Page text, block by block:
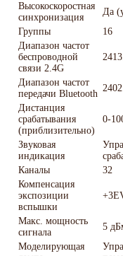
Высокоскоростная
синхронизация
Да
Группы
16
Диапазон частот
беспроводной
связи 2.4G
Диапазон частот
передачи Bluetooth
Дистанция
срабатывания
(приблизительно)
0-
Звуковая
индикация
Каналы
32
Компенсация
экспозиции
вспышки
Макс. мощность
сигнала
5
Моделирующая